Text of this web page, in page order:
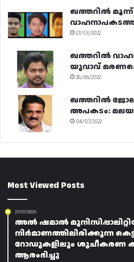
ഖത്തറിൽ
27/03/2022
ഖത്തറിൽ
യുവാവ്
26/06/2022
ഖത്തറിൽ
അപകടം:
04/07/2022
Most Viewed Posts
27/07/2025
അൽ ഷമാൽ
നിർമാണത്തിലിരിക്കുന്ന
റോഡുകളിലും ശുചീകരണ
ആരംഭിച്ചു